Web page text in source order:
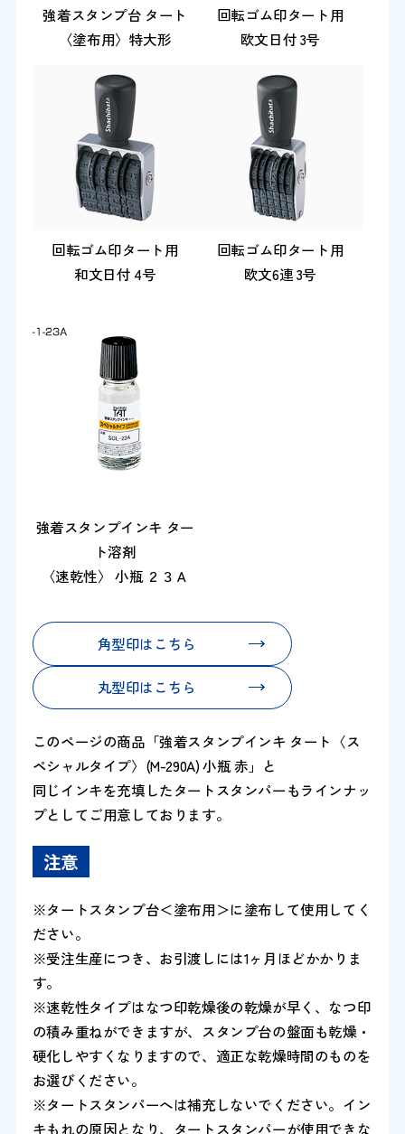
強着スタンプ台 タート
〈塗布用〉特大形
回転ゴム印タート用
欧文日付 3号
回転ゴム印タート用
和文日付 4号
回転ゴム印タート用
欧文6連 3号
強着スタンプインキ ター
ト溶剤
〈速乾性〉 小瓶 ２３Ａ
角型印はこちら
丸型印はこちら
このページの商品「強着スタンプインキ タート〈ス
ペシャルタイプ〉(M-290A) 小瓶 赤」と
同じインキを充填したタートスタンパーもラインナッ
プとしてご用意しております。
注意
※タートスタンプ台＜塗布用＞に塗布して使用してく
ださい。
※受注生産につき、お引渡しには1ヶ月ほどかかりま
す。
※速乾性タイプはなつ印乾燥後の乾燥が早く、なつ印
の積み重ねができますが、スタンプ台の盤面も乾燥・
硬化しやすくなりますので、適正な乾燥時間のものを
お選びください。
※タートスタンパーへは補充しないでください。イン
キもれの原因となり、タートスタンパーが使用できな